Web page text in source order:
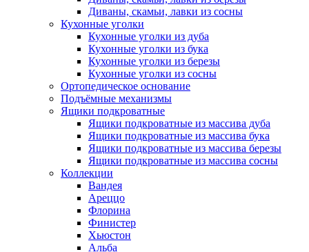
Диваны, скамьи, лавки из сосны
Кухонные уголки
Кухонные уголки из дуба
Кухонные уголки из бука
Кухонные уголки из березы
Кухонные уголки из сосны
Ортопедическое основание
Подъёмные механизмы
Ящики подкроватные
Ящики подкроватные из массива дуба
Ящики подкроватные из массива бука
Ящики подкроватные из массива березы
Ящики подкроватные из массива сосны
Коллекции
Вандея
Ареццо
Флорина
Финистер
Хьюстон
Альба